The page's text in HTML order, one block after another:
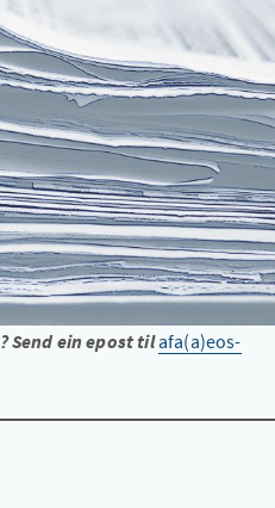
Send ein epost tilafa(a)eos-